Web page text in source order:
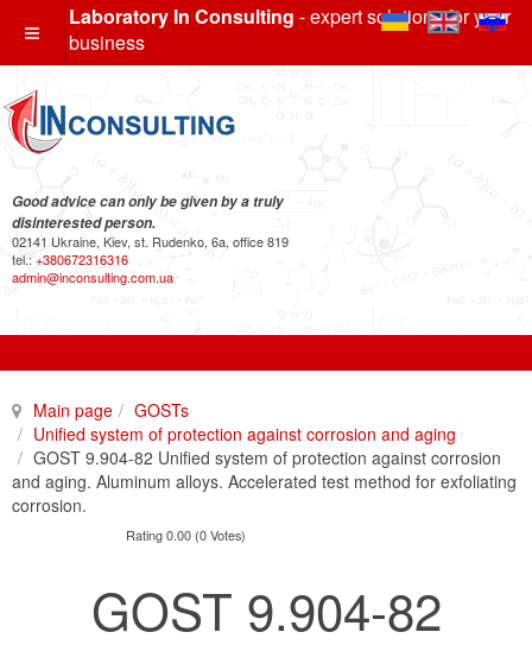
Laboratory In Consulting - expert solutions for your
business
Good advice can only be given by a truly
disinterested person.
02141 Ukraine, Kiev, st. Rudenko, 6a, office 819
tel.: +380672316316
admin@inconsulting.com.ua
Main page
GOSTs
Unified system of protection against corrosion and aging
GOST 9.904-82 Unified system of protection against corrosion
and aging. Aluminum alloys. Accelerated test method for exfoliating
corrosion.
Rating 0.00 (0 Votes)
GOST 9.904-82